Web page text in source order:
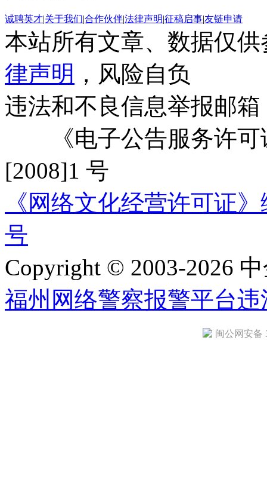
诚聘英才|关于我们|合作伙伴|法律声明|征稿启事|友链申请
本站所有文章、数据仅
律声明 ，风险自负
违法和不良信息举报邮箱
《电子公告服务许可
[2008]1 号
《网络文化经营许可证
号
Copyright © 2003-2026
福州网络警察报警平台违
闽公网安备